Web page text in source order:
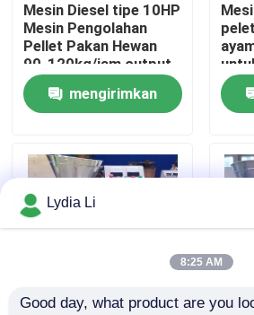
Wisata pabrik
Kontrol kualitas
Quote request suatu
Pabrik Pelet Kayu
Mesin Diesel tipe 10HP
Mesin Pengolahan
Pellet Pakan Hewan
90-120kg/jam output
Mesin Pembuat Pellet
Pakan mengirimkan
Lydia Li
8:25 AM
Good day, what product are you